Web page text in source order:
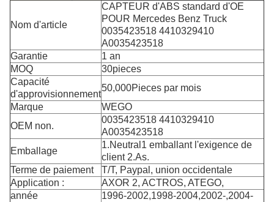
Nom d'article
CAPTEUR d'ABS standard d'OE
POUR Mercedes Benz Truck
0035423518 4410329410
A0035423518
Garantie
1 an
MOQ
30pieces
Capacité
d'approvisionnement
50,000Pieces par mois
Marque
WEGO
OEM non.
0035423518 4410329410
A0035423518
Emballage
1.Neutral1 emballant l'exigence de
client 2.As.
Terme de paiement
T/T, Paypal, union occidentale
Application :
AXOR 2, ACTROS, ATEGO,
année
1996-2002,1998-2004,2002-,2004-